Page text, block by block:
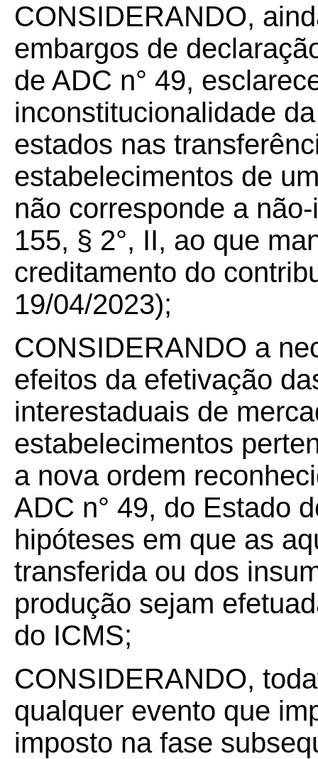
CONSIDERANDO,
embargos de
de ADC n° 49,
inconstitucionalidade
estados nas
estabelecimentos de
não corresponde a
155, § 2°, II, ao que
creditamento do
19/04/2023);
CONSIDERANDO a
efeitos da efetivação
interestaduais de
estabelecimentos
a nova ordem
ADC n° 49, do Estado
hipóteses em que as
transferida ou dos
produção sejam
do ICMS;
CONSIDERANDO,
qualquer evento que
imposto na fase